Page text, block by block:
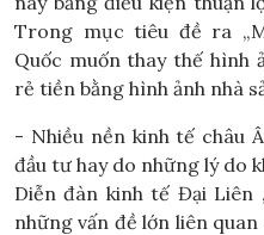
Trong mục tiêu đề ra
Quốc muốn thay thế hình
rẻ tiền bằng hình ảnh nhà
- Nhiều nền kinh tế châu
đầu tư hay do những lý do
Diễn đàn kinh tế Đại Liên
những vấn đề lớn liên